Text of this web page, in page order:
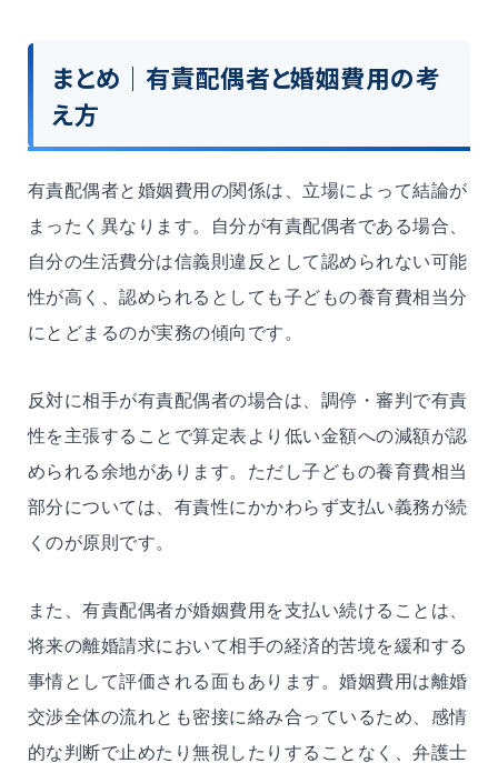
まとめ｜有責配偶者と婚姻費用の考
え方
有責配偶者と婚姻費用の関係は、立場によって結論が
まったく異なります。自分が有責配偶者である場合、
自分の生活費分は信義則違反として認められない可能
性が高く、認められるとしても子どもの養育費相当分
にとどまるのが実務の傾向です。
反対に相手が有責配偶者の場合は、調停・審判で有責
性を主張することで算定表より低い金額への減額が認
められる余地があります。ただし子どもの養育費相当
部分については、有責性にかかわらず支払い義務が続
くのが原則です。
また、有責配偶者が婚姻費用を支払い続けることは、
将来の離婚請求において相手の経済的苦境を緩和する
事情として評価される面もあります。婚姻費用は離婚
交渉全体の流れとも密接に絡み合っているため、感情
的な判断で止めたり無視したりすることなく、弁護士